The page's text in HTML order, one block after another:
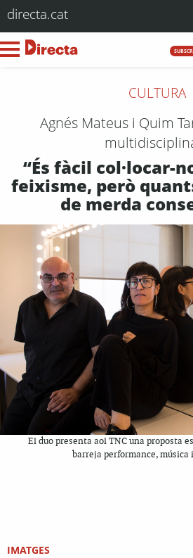
directa.cat
CULTURA
Agnés Mateus i Quim
“És fàcil col·locar-
feixisme, però
de merda
El duo presenta aol TNC una proposta
barreja performance,
IMATGES